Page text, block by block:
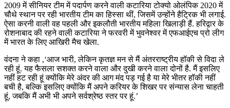
2009 में सीनियर टीम में पदार्पण करने वाली कटारिया टोक्यो ओलंपिक 2020 में
चौथे स्थान पर रही भारतीय टीम का हिस्सा थीं, जिसमें उन्होंने हैट्रिक भी लगाई.
ऐसा करनी वाली वह पहली और इकलौती भारतीय महिला खिलाड़ी हैं. हरिद्वार के
रोशनाबाद की रहने वाली कटारिया ने फरवरी में भुवनेश्वर में एफआईएच प्रो लीग
में भारत के लिए आखिरी मैच खेला.
वंदना ने कहा ,‘आज भारी, लेकिन कृतज्ञ मन से मैं अंतरराष्ट्रीय हॉकी से विदा ले
रही हूं. यह फैसला सशक्त करने वाला और दुखी करने वाला दोनों है. मैं इसलिए
नहीं हट रही हूं क्योंकि मेरे अंदर की आग मंद पड़ गई है या मेरे भीतर हॉकी नहीं
बची है, बल्कि इसलिए क्योंकि मैं अपने करियर के शिखर पर संन्यास लेना चाहती
हूं, जबकि मैं अभी भी अपने सर्वश्रेष्ठ स्तर पर हूं.’